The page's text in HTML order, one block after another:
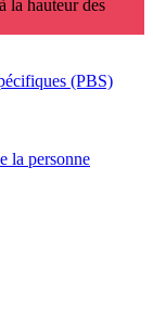
la hauteur des
(PBS)
la personne